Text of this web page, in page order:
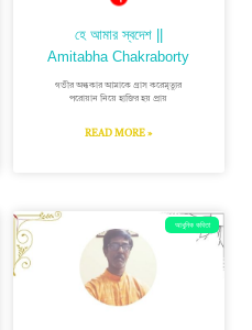
হে আমার স্বদেশ ||
Amitabha Chakraborty
গভীর অন্ধকার আমাকে গ্রাস করেমৃত্যুর
পরোয়ান নিয়ে হাজির হয় প্রায়
READ MORE »
আধুনিক কবিতা